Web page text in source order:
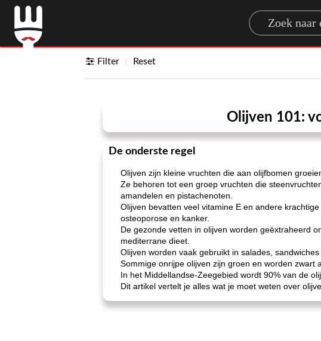
Search for
Filter Reset
Olijven 101:
De onderste regel
Olijven zijn kleine vruchten die aan olijfbomen
Ze behoren tot een groep vruchten die
amandelen en pistachenoten.
Olijven bevatten veel vitamine E en andere
osteoporose en kanker.
De gezonde vetten in olijven worden geëxtraheerd
mediterrane dieet.
Olijven worden vaak gebruikt in salades,
Sommige onrijpe olijven zijn groen en worden zwart
In het Middellandse-Zeegebied wordt 90% van de
Dit artikel vertelt je alles wat je moet weten over